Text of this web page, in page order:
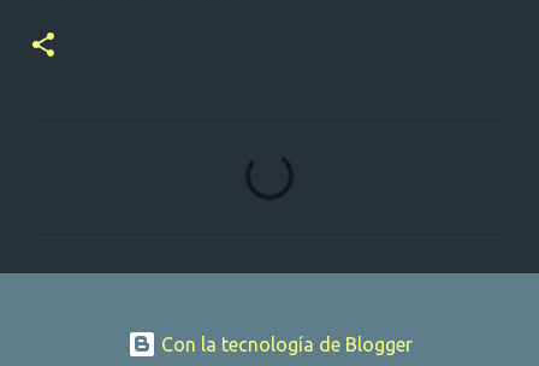
Con la tecnología de Blogger